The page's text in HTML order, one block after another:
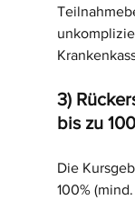
3)
bis zu
Die
100%